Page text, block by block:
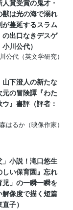
賞受賞の鬼才・
獣は光の海で溺れ
が蔓延するスラム
の出口なきデスゲ
川公代）
公代（英文学研究）
山下澄人の新たな
元の冒険譚『わた
ウ』書評（評者：
はるか（映像作家）
」小説！滝口悠生
しい保育園』忘れ
児」の一瞬一瞬を
解像度で描く短篇
子）